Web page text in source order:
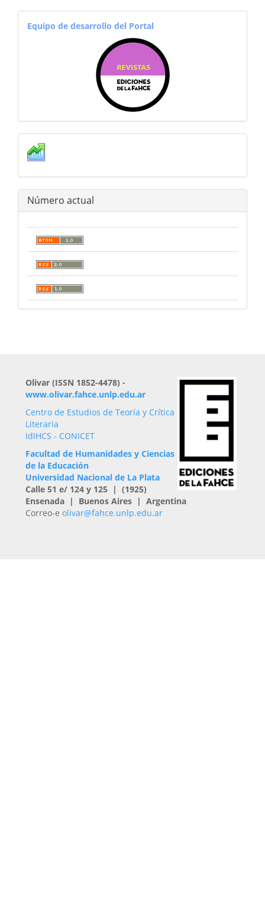
equiporevistas
Equipo de desarrollo del Portal
Estadisticas
Número actual
Olivar (ISSN 1852-4478) -
www.olivar.fahce.unlp.edu.ar
Centro de Estudios de Teoría y Crítica
Literaria
IdIHCS - CONICET
Facultad de Humanidades y Ciencias
de la Educación
Universidad Nacional de La Plata
Calle 51 e/ 124 y 125 | (1925)
Ensenada | Buenos Aires | Argentina
Correo-e olivar@fahce.unlp.edu.ar